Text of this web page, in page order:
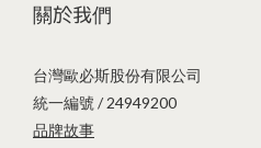
關於我們
台灣歐必斯股份有限公司
統一編號 / 24949200
品牌故事